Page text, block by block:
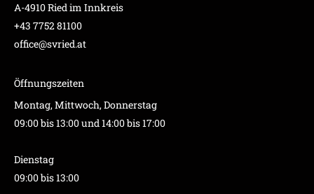
A-4910 Ried im Innkreis
+43 7752 81100
office@svried.at
Öffnungszeiten
Montag, Mittwoch, Donnerstag
09:00 bis 13:00 und 14:00 bis 17:00
Dienstag
09:00 bis 13:00